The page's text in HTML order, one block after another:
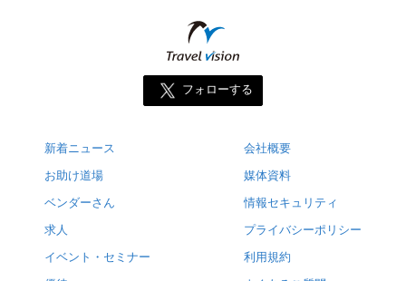
フォローする
新着ニュース
お助け道場
ベンダーさん
求人
イベント・セミナー
会社概要
媒体資料
情報セキュリティ
プライバシーポリシー
利用規約